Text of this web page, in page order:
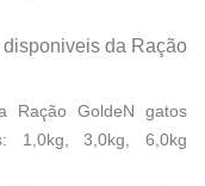
da Ração
Ração GoldeN gatos
1,0kg ,3,0kg ,6,0kg